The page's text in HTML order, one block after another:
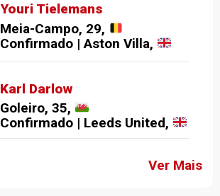
Youri Tielemans
Meia-Campo, 29,
Confirmado | Aston Villa,
Karl Darlow
Goleiro, 35,
Confirmado | Leeds United,
Ver Mais